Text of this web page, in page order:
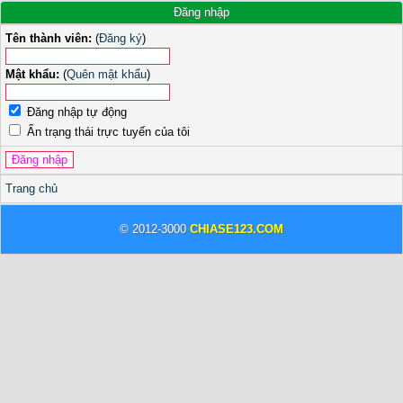
Đăng nhập
Tên thành viên: (Đăng ký)
Mật khẩu: (Quên mật khẩu)
Đăng nhập tự động
Ẩn trạng thái trực tuyến của tôi
Trang chủ
© 2012-3000 CHIASE123.COM